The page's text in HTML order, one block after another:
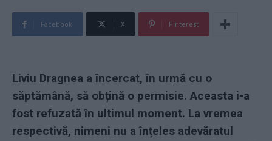
Facebook X Pinterest
Liviu Dragnea a încercat, în urmă cu o
săptămână, să obțină o permisie. Aceasta i-a
fost refuzată în ultimul moment. La vremea
respectivă, nimeni nu a înțeles adevăratul